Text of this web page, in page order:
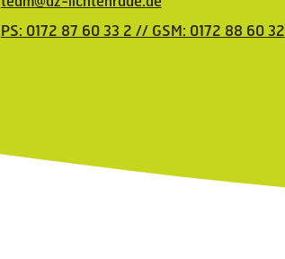
PS: 0172 87 60 33 2 // GSM: 0172 88 60 32